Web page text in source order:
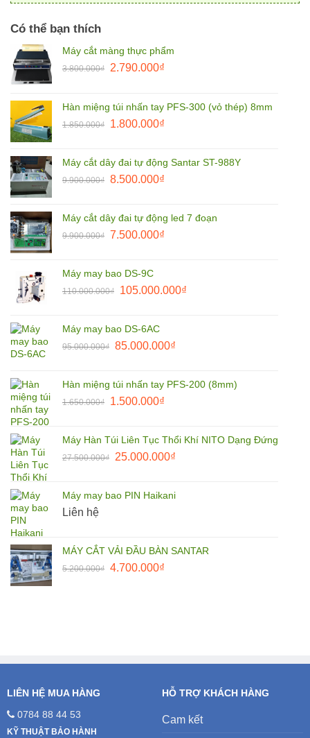
Có thể bạn thích
Máy cắt màng thực phẩm
3.800.000₫
Giá
3.800.000₫.
2.790.000₫Giá
là:
2.790.000₫.
Hàn miệng túi nhấn tay PFS-300 (vỏ thép) 8mm
1.850.000₫
Giá
1.850.000₫.
1.800.000₫Giá
là:
1.800.000₫.
Máy cắt dây đai tự động Santar ST-988Y
9.900.000₫ Giá
9.900.000₫.
8.500.000₫Giá
là:
8.500.000₫.
Máy cắt dây đai tự động led 7 đoạn
9.900.000₫ Giá
9.900.000₫.
7.500.000₫Giá
7.500.000₫.
Máy may bao DS-9C
110.000.000₫
Giá
110.000.000₫.
105.000.000₫Giá
Máy may bao DS-6AC
95.000.000₫ Giá
95.000.000₫.
85.000.000₫Giá
là:
Hàn miệng túi nhấn tay PFS-200 (8mm)
1.650.000₫
Giá
1.650.000₫.
1.500.000₫Giá
là:
1.500.000₫.
Máy Hàn Túi Liên Tục Thổi Khí NITO Dạng Đứng
27.500.000₫
Giá
27.500.000₫.
25.000.000₫Giá
là:
Máy may bao PIN Haikani
Liên hệ
MÁY CẮT VẢI ĐẦU BÀN SANTAR
5.200.000₫ Giá
4.700.000₫Giá
LIÊN HỆ MUA HÀNG
0784 88 44 53
KỸ THUẬT BẢO HÀNH
HỖ TRỢ KHÁCH HÀNG
Cam kết